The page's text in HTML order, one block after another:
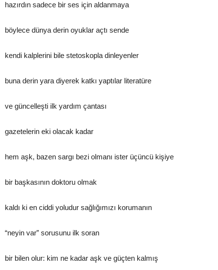
hazırdın sadece bir ses için aldanmaya
böylece dünya derin oyuklar açtı sende
kendi kalplerini bile stetoskopla dinleyenler
buna derin yara diyerek katkı yaptılar literatüre
ve güncelleşti ilk yardım çantası
gazetelerin eki olacak kadar
hem aşk, bazen sargı bezi olmanı ister üçüncü kişiye
bir başkasının doktoru olmak
kaldı ki en ciddi yoludur sağlığımızı korumanın
“neyin var” sorusunu ilk soran
bir bilen olur: kim ne kadar aşk ve güçten kalmış